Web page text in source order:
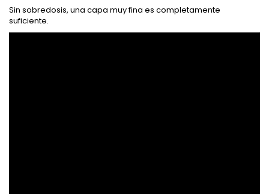
Sin sobredosis, una capa muy fina es completamente
suficiente.